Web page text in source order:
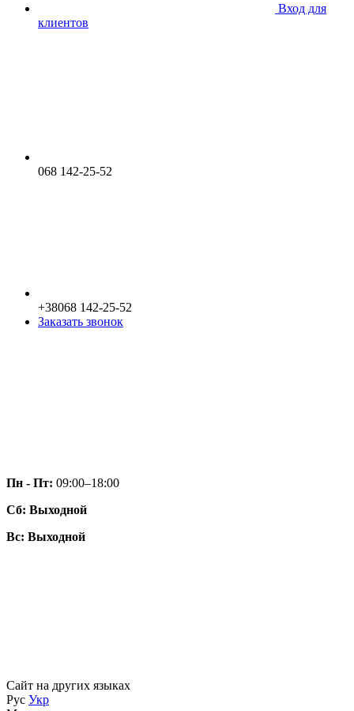
Вход для
клиентов
068 142-25-52
+38068 142-25-52
Заказать звонок
Пн - Пт: 09:00–18:00
Сб: Выходной
Вс: Выходной
Сайт на других языках
Рус Укр